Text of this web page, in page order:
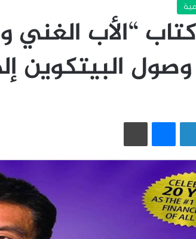
“الأب الغني
البيتكوين إلى 120 ألف
لينكدإن ماسنجر طباعة